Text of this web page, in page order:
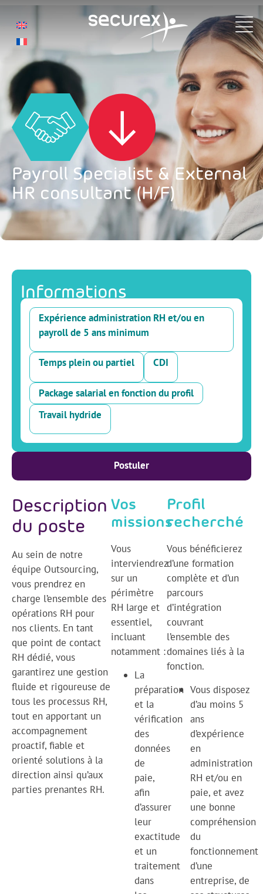
Poste HR Consultant
Payroll Specialist & External
HR consultant (H/F)
Description
du poste
Au sein de notre
équipe Outsourcing,
vous prendrez en
charge l’ensemble des
opérations RH pour
nos clients. En tant
que point de contact
RH dédié, vous
garantirez une gestion
fluide et rigoureuse de
tous les processus RH,
tout en apportant un
accompagnement
proactif, fiable et
orienté solutions à la
direction ainsi qu’aux
parties prenantes RH.
Vos
missions
Vous
interviendrez
sur un
périmètre
RH large et
essentiel,
incluant
notamment :
La
préparation
et la
vérification
des
données
de
paie,
afin
d’assurer
leur
exactitude
et un
traitement
dans
Profil
recherché
Vous bénéficierez
d’une formation
complète et d’un
parcours
d’intégration
couvrant
l’ensemble des
domaines liés à la
fonction.
Vous disposez
d’au moins 5
ans
d’expérience
en
administration
RH et/ou en
paie, et avez
une bonne
compréhension
du
fonctionnement
d’une
entreprise, de
Informations
Expérience administration RH et/ou en
payroll de 5 ans minimum
Temps plein ou partiel CDI
Package salarial en fonction du profil
Travail hydride
Postuler